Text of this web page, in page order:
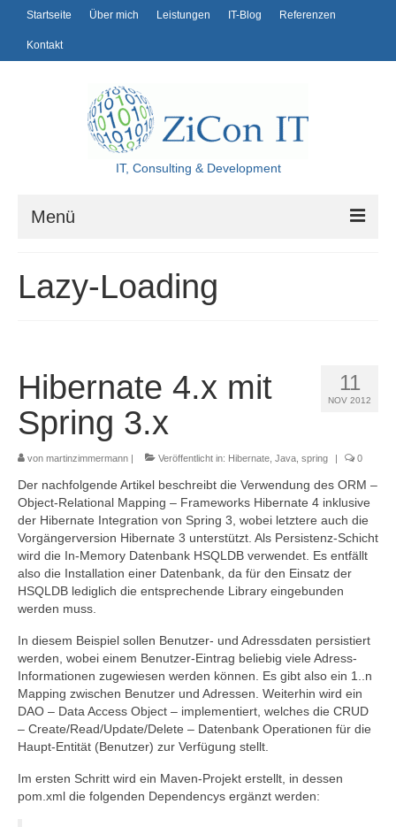
Startseite Über mich Leistungen IT-Blog Referenzen
Kontakt
IT, Consulting & Development
Menü
Über mich
IT-Blog
Referenzen
Kontakt
Impressum
Datenschutz
Lazy-Loading
11
NOV 2012
Hibernate 4.x mit
Spring 3.x
von martinzimmermann | Veröffentlicht in: Hibernate Java spring | 0
Der nachfolgende Artikel beschreibt die Verwendung des ORM –
Object-Relational Mapping – Frameworks Hibernate 4 inklusive
der Hibernate Integration von Spring 3, wobei letztere auch die
Vorgängerversion Hibernate 3 unterstützt. Als Persistenz-Schicht
wird die In-Memory Datenbank HSQLDB verwendet. Es entfällt
also die Installation einer Datenbank, da für den Einsatz der
HSQLDB lediglich die entsprechende Library eingebunden
werden muss.
In diesem Beispiel sollen Benutzer- und Adressdaten persistiert
werden, wobei einem Benutzer-Eintrag beliebig viele Adress-
Informationen zugewiesen werden können. Es gibt also ein 1..n
Mapping zwischen Benutzer und Adressen. Weiterhin wird ein
DAO – Data Access Object – implementiert, welches die CRUD
– Create/Read/Update/Delete – Datenbank Operationen für die
Haupt-Entität (Benutzer) zur Verfügung stellt.
Im ersten Schritt wird ein Maven-Projekt erstellt, in dessen
pom.xml die folgenden Dependencys ergänzt werden: